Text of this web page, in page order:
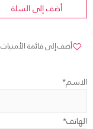
أضف إلى السلة
أضف إلى قائمة الأمنيات
الاسم*
الهاتف*